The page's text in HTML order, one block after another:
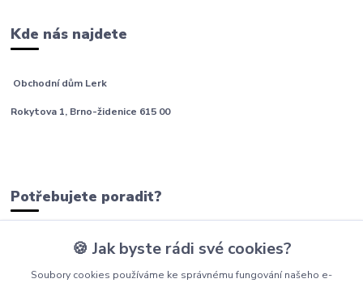
Kde nás najdete
Obchodní dům Lerk
Rokytova 1, Brno-židenice 615 00
Potřebujete poradit?
+420 605 277 576
🍪 Jak byste rádi své cookies?
Soubory cookies používáme ke správnému fungování našeho e-